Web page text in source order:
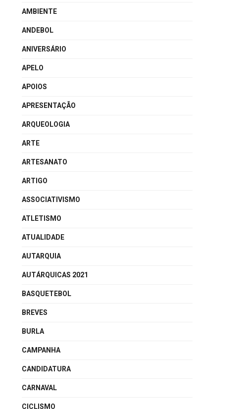
AMBIENTE
ANDEBOL
ANIVERSÁRIO
APELO
APOIOS
APRESENTAÇÃO
ARQUEOLOGIA
ARTE
ARTESANATO
ARTIGO
ASSOCIATIVISMO
ATLETISMO
ATUALIDADE
AUTARQUIA
AUTÁRQUICAS 2021
BASQUETEBOL
BREVES
BURLA
CAMPANHA
CANDIDATURA
CARNAVAL
CICLISMO